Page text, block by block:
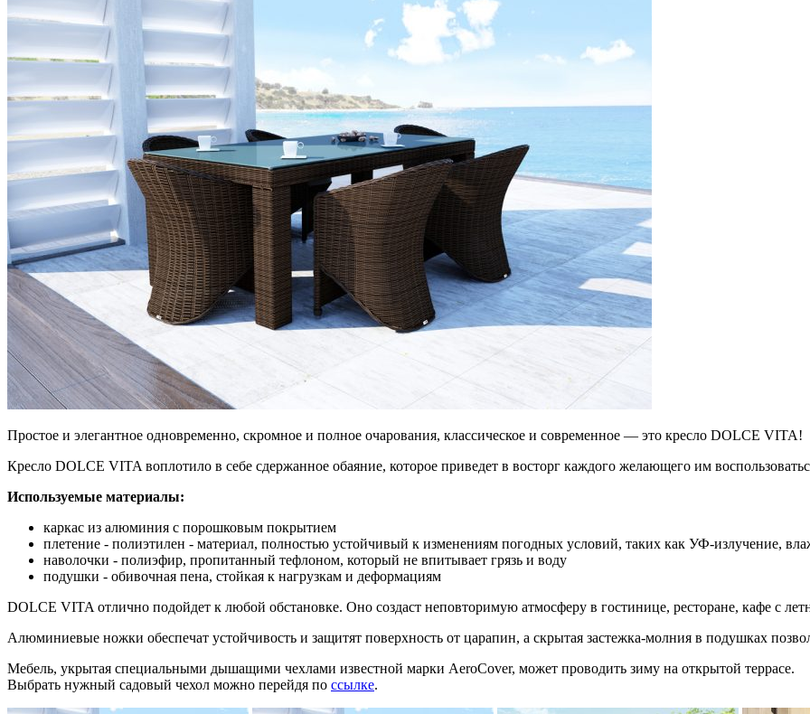
Простое и элегантное одновременно, скромное и полное очарования, классическое и современное — это кресло DOLCE VITA!
Кресло DOLCE VITA воплотило в себе сдержанное обаяние, которое приведет в восторг каждого желающего им
Используемые материалы:
каркас из алюминия с порошковым покрытием
плетение - полиэтилен - материал, полностью устойчивый к изменениям погодных условий, таких как УФ-излучение,
наволочки - полиэфир, пропитанный тефлоном, который не впитывает грязь и воду
подушки - обивочная пена, стойкая к нагрузкам и деформациям
DOLCE VITA отлично подойдет к любой обстановке. Оно создаст неповторимую атмосферу в гостинице, ресторане, кафе с
Алюминиевые ножки обеспечат устойчивость и защитят поверхность от царапин, а скрытая застежка-молния в подушках
Мебель, укрытая специальными дышащими чехлами известной марки AeroCover, может проводить зиму на открытой террасе.
Выбрать нужный садовый чехол можно перейдя по ссылке.